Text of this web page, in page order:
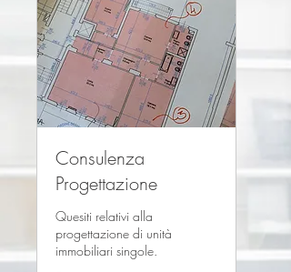
Consulenza
Progettazione
Quesiti relativi alla
progettazione di unità
immobiliari singole.